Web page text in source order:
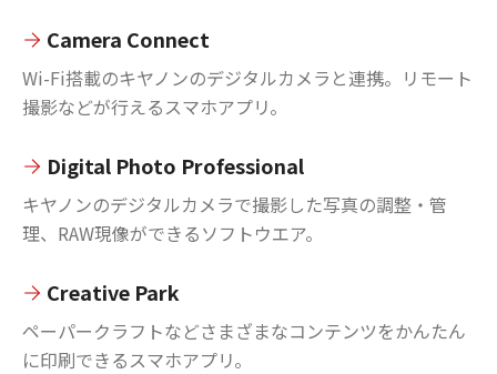
Camera Connect
Wi-Fi搭載のキヤノンのデジタルカメラと連携。リモート
撮影などが行えるスマホアプリ。
Digital Photo Professional
キヤノンのデジタルカメラで撮影した写真の調整・管
理、RAW現像ができるソフトウエア。
Creative Park
ペーパークラフトなどさまざまなコンテンツをかんたん
に印刷できるスマホアプリ。